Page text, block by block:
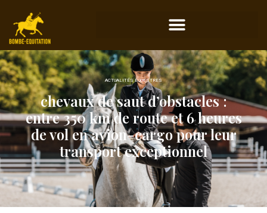
ACTUALITÉS ÉQUESTRES
chevaux de saut d’obstacles :
entre 350 km de route et 6 heures
de vol en avion-cargo pour leur
transport exceptionnel